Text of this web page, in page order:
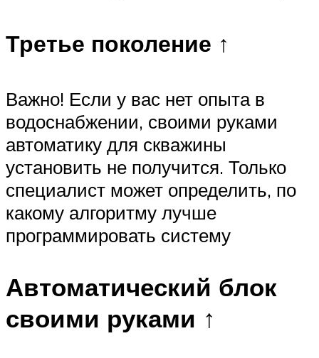
Третье поколение ↑
Важно! Если у вас нет опыта в
водоснабжении, своими руками
автоматику для скважины
установить не получится. Только
специалист может определить, по
какому алгоритму лучше
программировать систему
Автоматический блок
своими руками ↑